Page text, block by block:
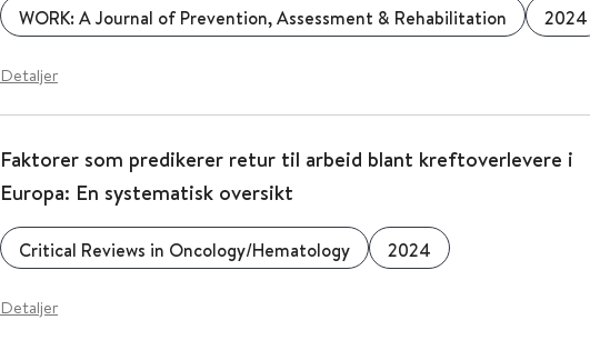
WORK: A Journal of Prevention, Assessment & Rehabilitation 2024
Detaljer
Faktorer som predikerer retur til arbeid blant kreftoverlevere i
Europa: En systematisk oversikt
Critical Reviews in Oncology/Hematology 2024
Detaljer